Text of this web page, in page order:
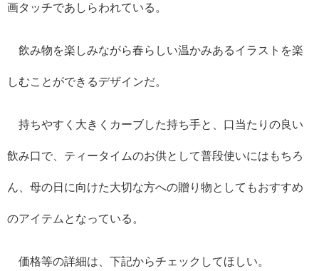
画タッチであしらわれている。
飲み物を楽しみながら春らしい温かみあるイラストを楽
しむことができるデザインだ。
持ちやすく大きくカーブした持ち手と、口当たりの良い
飲み口で、ティータイムのお供として普段使いにはもちろ
ん、母の日に向けた大切な方への贈り物としてもおすすめ
のアイテムとなっている。
価格等の詳細は、下記からチェックしてほしい。